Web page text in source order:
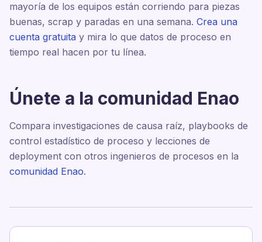
mayoría de los equipos están corriendo para piezas
buenas, scrap y paradas en una semana. Crea una
cuenta gratuita y mira lo que datos de proceso en
tiempo real hacen por tu línea.
Únete a la comunidad Enao
Compara investigaciones de causa raíz, playbooks de
control estadístico de proceso y lecciones de
deployment con otros ingenieros de procesos en la
comunidad Enao.